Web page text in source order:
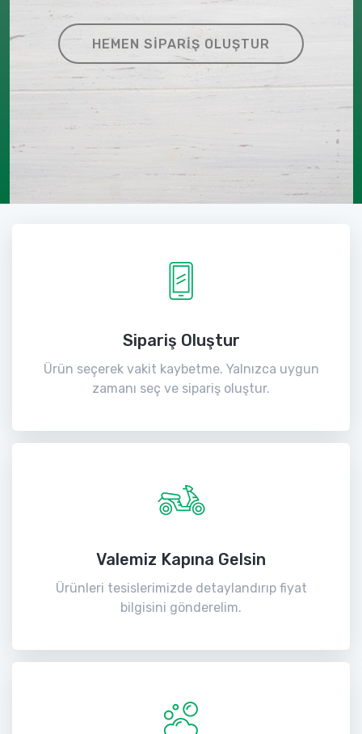
HEMEN SIPARIŞ OLUŞTUR
Sipariş Oluştur
Ürün seçerek vakit kaybetme. Yalnızca uygun
zamanı seç ve sipariş oluştur.
Valemiz Kapına Gelsin
Ürünleri tesislerimizde detaylandırıp fiyat
bilgisini gönderelim.